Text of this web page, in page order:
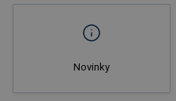
Novinky